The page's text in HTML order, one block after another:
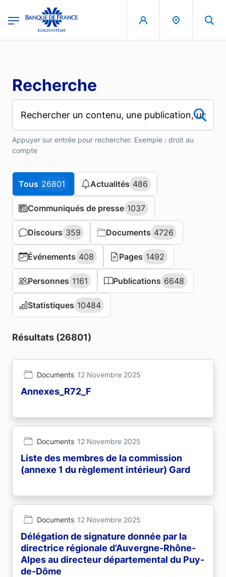
Recherche
Appuyer sur entrée pour rechercher. Exemple : droit au
compte
Tous 26801
Tous 26801 Actualités 486
Actualités 486
Communiqués de presse 1037
Communiqués de presse 1037
Discours 359
Discours 359 Documents 4726
Documents 4726
Événements 408
Événements 408 Pages 1492
Pages 1492
Personnes 1161
Personnes 1161 Publications 6648
Publications 6648
Statistiques 10484
Statistiques 10484
Résultats (26801)
Documents 12 Novembre 2025
Annexes_R72_F
Documents 12 Novembre 2025
Liste des membres de la commission
(annexe 1 du règlement intérieur) Gard
Documents 12 Novembre 2025
Délégation de signature donnée par la
directrice régionale d’Auvergne-Rhône-
Alpes au directeur départemental du Puy-
de-Dôme